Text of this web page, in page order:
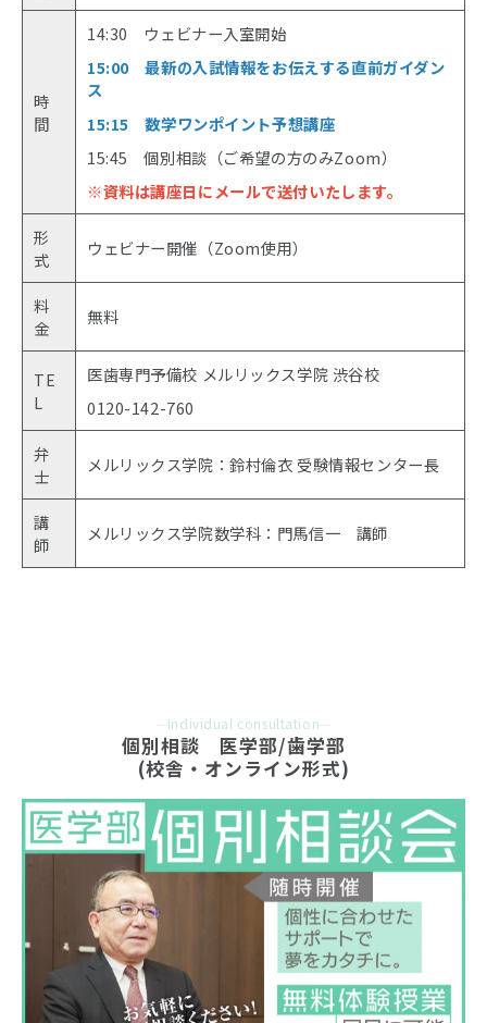
時
間
14:30 ウェビナー入室開始
15:00 最新の入試情報をお伝えする直前ガイダン
ス
15:15 数学ワンポイント予想講座
15:45 個別相談（ご希望の方のみZoom）
※資料は講座日にメールで送付いたします。
形
式
ウェビナー開催（Zoom使用）
料
金
無料
TE
L
医歯専門予備校 メルリックス学院 渋谷校
0120-142-760
弁
士
メルリックス学院：鈴村倫衣 受験情報センター長
講
師
メルリックス学院数学科：門馬信一 講師
Individual consultation
個別相談　医学部/歯学部
(校舎・オンライン形式)